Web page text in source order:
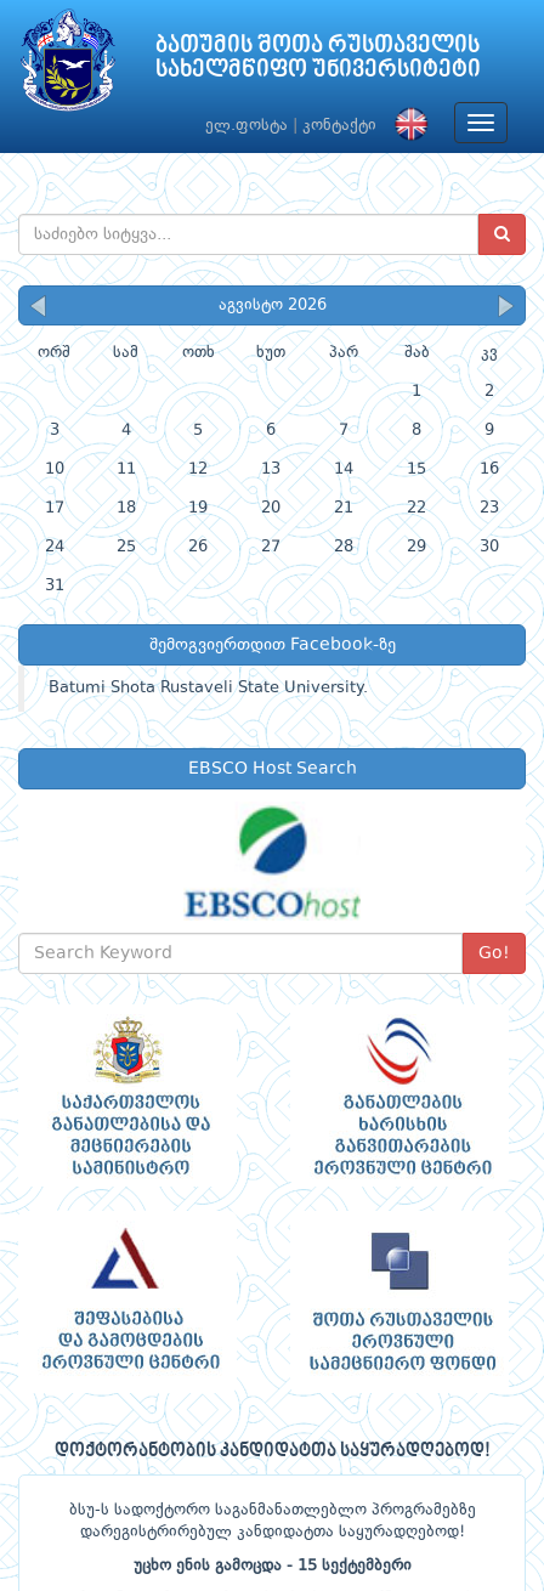
ბათუმის შოთა რუსთაველის
სახელმწიფო უნივერსიტეტი
ელ.ფოსტა კონტაქტი
Toggle
აგვისტო 2026
ორშ სამ ოთხ ხუთ პარ შაბ კვ
1 2
3 4 5 6 7 8 9
10 11 12 13 14 15 16
17 18 19 20 21 22 23
24 25 26 27 28 29 30
31
შემოგვიერთდით Facebook-ზე
Batumi Shota Rustaveli State University.
EBSCO Host Search
Go!
დოქტორანტობის კანდიდატთა საყურადღებოდ!
ბსუ-ს სადოქტორო საგანმანათლებლო პროგრამებზე
დარეგისტრირებულ კანდიდატთა საყურადღებოდ!
უცხო ენის გამოცდა - 15 სექტემბერი